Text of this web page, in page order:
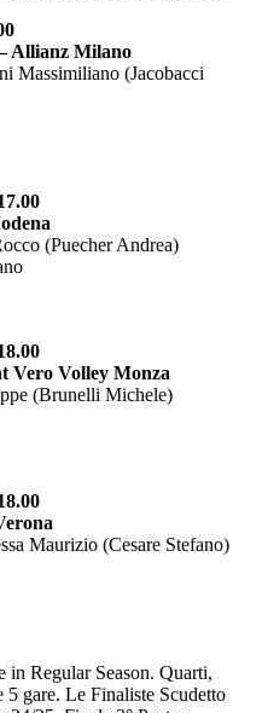
Allianz Milano
Massimiliano (Jacobacci
(Puecher Andrea)
Vero Volley Monza
(Brunelli Michele)
Maurizio (Cesare Stefano)
in Regular Season. Quarti,
gare. Le Finaliste Scudetto